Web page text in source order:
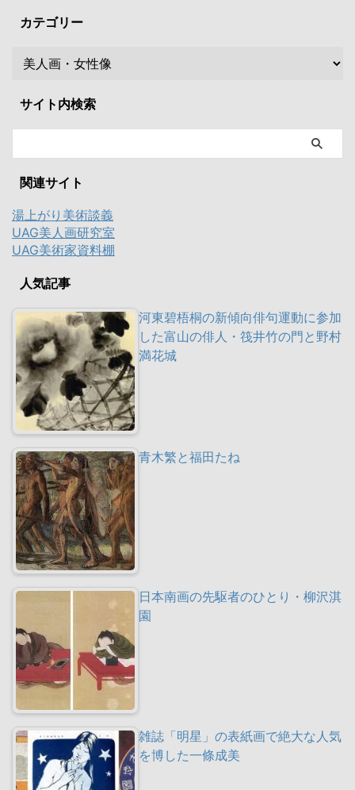
カテゴリー
サイト内検索
関連サイト
湯上がり美術談義
UAG美人画研究室
UAG美術家資料棚
人気記事
河東碧梧桐の新傾向俳句運動に参加
した富山の俳人・筏井竹の門と野村
満花城
青木繁と福田たね
日本南画の先駆者のひとり・柳沢淇
園
雑誌「明星」の表紙画で絶大な人気
を博した一條成美